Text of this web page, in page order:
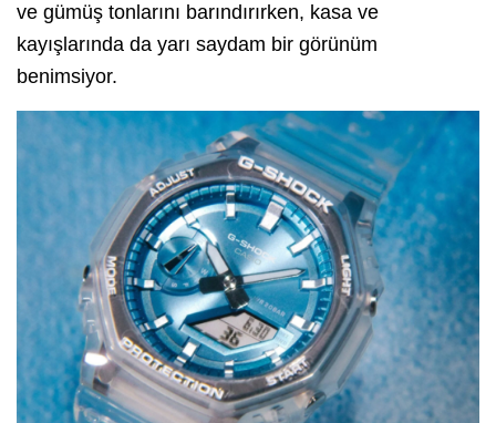
ve gümüş tonlarını barındırırken, kasa ve
kayışlarında da yarı saydam bir görünüm
benimsiyor.